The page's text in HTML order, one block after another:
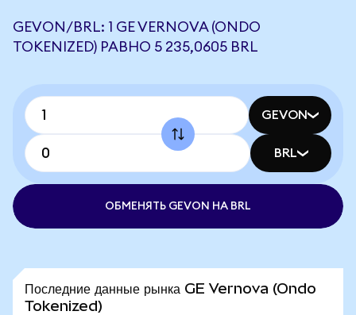
GEVON/BRL: 1 GE VERNOVA (ONDO
TOKENIZED) РАВНО 5 235,0605 BRL
GEVON
BRL
ОБМЕНЯТЬ GEVON НА BRL
Последние данные рынка GE Vernova (Ondo
Tokenized)